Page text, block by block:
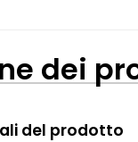
dei
del prodotto